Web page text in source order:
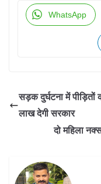
WhatsApp
सड़क दुर्घटना में पीड़ितों
लाख देगी सरकार
दो महिला